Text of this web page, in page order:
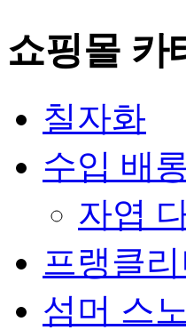
쇼핑몰 카
칠자화
수입 배
자엽
프랭클
섬머 스